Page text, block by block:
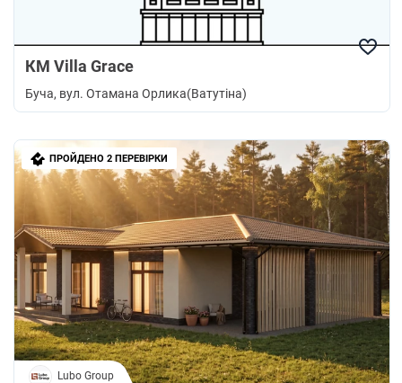
КМ Villa Grace
Буча, вул. Отамана Орлика(Ватутіна)
ПРОЙДЕНО 2 ПЕРЕВІРКИ
Lubo Group